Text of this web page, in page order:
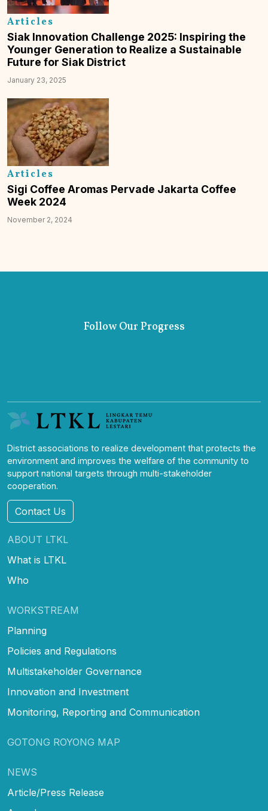
Articles
Siak Innovation Challenge 2025: Inspiring the
Younger Generation to Realize a Sustainable
Future for Siak District
January 23, 2025
Articles
Sigi Coffee Aromas Pervade Jakarta Coffee
Week 2024
November 2, 2024
Follow Our Progress
District associations to realize development that protects the
environment and improves the welfare of the community to
support national targets through multi-stakeholder
cooperation.
Contact Us
ABOUT LTKL
What is LTKL
Who
WORKSTREAM
Planning
Policies and Regulations
Multistakeholder Governance
Innovation and Investment
Monitoring, Reporting and Communication
GOTONG ROYONG MAP
NEWS
Article/Press Release